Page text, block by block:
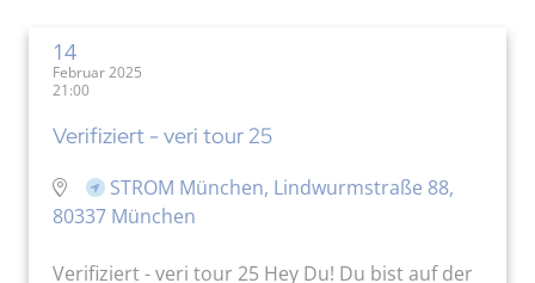
14
Februar 2025
21:00
Verifiziert - veri tour 25
STROM München, Lindwurmstraße 88,
80337 München
Verifiziert - veri tour 25 Hey Du! Du bist auf der